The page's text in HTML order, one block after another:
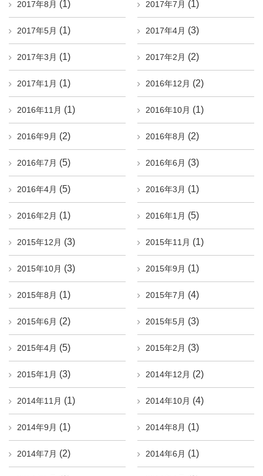
2017年8月 (1) 2017年7月 (1)
2017年5月 (1) 2017年4月 (3)
2017年3月 (1) 2017年2月 (2)
2017年1月 (1) 2016年12月 (2)
2016年11月 (1) 2016年10月 (1)
2016年9月 (2) 2016年8月 (2)
2016年7月 (5) 2016年6月 (3)
2016年4月 (5) 2016年3月 (1)
2016年2月 (1) 2016年1月 (5)
2015年12月 (3) 2015年11月 (1)
2015年10月 (3) 2015年9月 (1)
2015年8月 (1) 2015年7月 (4)
2015年6月 (2) 2015年5月 (3)
2015年4月 (5) 2015年2月 (3)
2015年1月 (3) 2014年12月 (2)
2014年11月 (1) 2014年10月 (4)
2014年9月 (1) 2014年8月 (1)
2014年7月 (2) 2014年6月 (1)